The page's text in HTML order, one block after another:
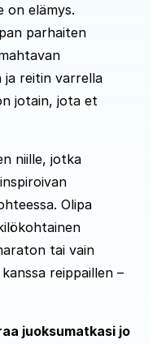
on elämys.
parhaiten
ja reitin varrella
jotain, jota et
niille, jotka
Olipa
tai vain
reippaillen –
juoksumatkasi jo